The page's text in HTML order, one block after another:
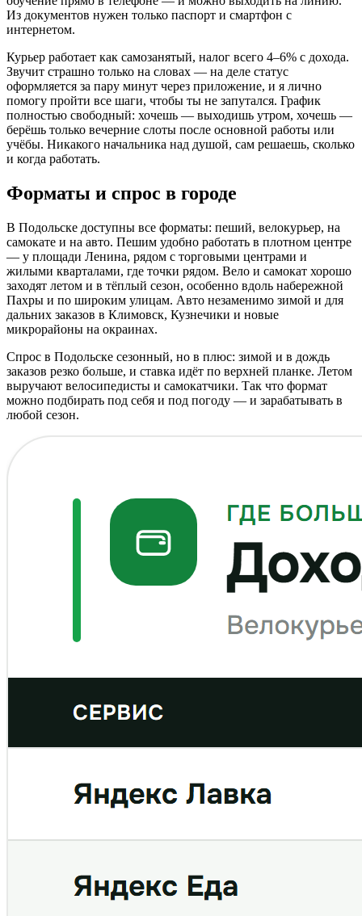
Из документов нужен только паспорт и смартфон с
интернетом.
Курьер работает как самозанятый, налог всего 4–6% с дохода.
Звучит страшно только на словах — на деле статус
оформляется за пару минут через приложение, и я лично
помогу пройти все шаги, чтобы ты не запутался. График
полностью свободный: хочешь — выходишь утром, хочешь —
берёшь только вечерние слоты после основной работы или
учёбы. Никакого начальника над душой, сам решаешь, сколько
и когда работать.
Форматы и спрос в городе
В Подольске доступны все форматы: пеший, велокурьер, на
самокате и на авто. Пешим удобно работать в плотном центре
— у площади Ленина, рядом с торговыми центрами и
жилыми кварталами, где точки рядом. Вело и самокат хорошо
заходят летом и в тёплый сезон, особенно вдоль набережной
Пахры и по широким улицам. Авто незаменимо зимой и для
дальних заказов в Климовск, Кузнечики и новые
микрорайоны на окраинах.
Спрос в Подольске сезонный, но в плюс: зимой и в дождь
заказов резко больше, и ставка идёт по верхней планке. Летом
выручают велосипедисты и самокатчики. Так что формат
можно подбирать под себя и под погоду — и зарабатывать в
любой сезон.